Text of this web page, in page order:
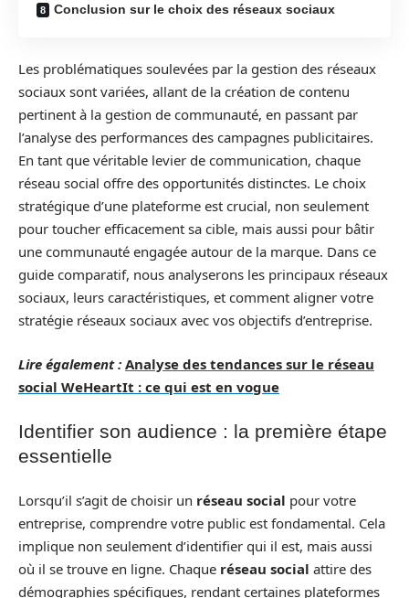
Conclusion sur le choix des réseaux sociaux
Les problématiques soulevées par la gestion des réseaux
sociaux sont variées, allant de la création de contenu
pertinent à la gestion de communauté, en passant par
l’analyse des performances des campagnes publicitaires.
En tant que véritable levier de communication, chaque
réseau social offre des opportunités distinctes. Le choix
stratégique d’une plateforme est crucial, non seulement
pour toucher efficacement sa cible, mais aussi pour bâtir
une communauté engagée autour de la marque. Dans ce
guide comparatif, nous analyserons les principaux réseaux
sociaux, leurs caractéristiques, et comment aligner votre
stratégie réseaux sociaux avec vos objectifs d’entreprise.
Lire également : Analyse des tendances sur le réseau
social WeHeartIt : ce qui est en vogue
Identifier son audience : la première étape
essentielle
Lorsqu’il s’agit de choisir un réseau social pour votre
entreprise, comprendre votre public est fondamental. Cela
implique non seulement d’identifier qui il est, mais aussi
où il se trouve en ligne. Chaque réseau social attire des
démographies spécifiques, rendant certaines plateformes